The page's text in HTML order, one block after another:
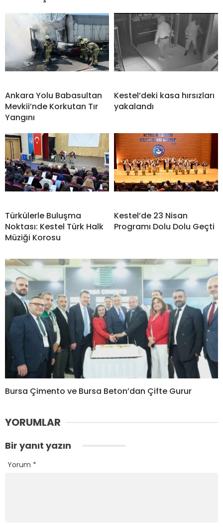
Ankara Yolu Babasultan
Mevkii’nde Korkutan Tır
Yangını
Kestel’deki kasa hırsızları
yakalandı
Türkülerle Buluşma
Noktası: Kestel Türk Halk
Müziği Korosu
Kestel’de 23 Nisan
Programı Dolu Dolu Geçti
Bursa Çimento ve Bursa Beton’dan Çifte Gurur
YORUMLAR
Bir yanıt yazın
Yorum *